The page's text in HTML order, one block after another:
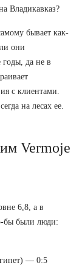
Владикавказ?
бывает как-
они
да не в
с клиентами.
на лесах ее.
Vermoje
6,8, а в
бы были люди:
— 0:5